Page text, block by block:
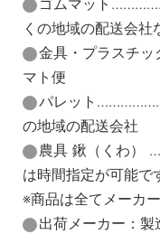
くの地域の配送会社
金具・プラスチ
マト便
パレット
の地域の配送会社
農具 鍬（くわ
は時間指定が可能で
※商品は全てメーカ
出荷メーカー：製